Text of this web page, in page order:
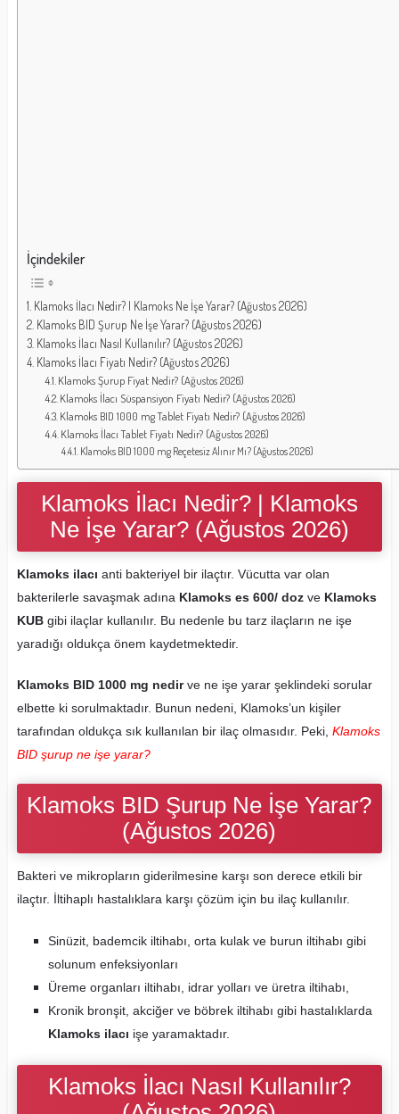
İçindekiler
Klamoks İlacı Nedir? | Klamoks Ne İşe Yarar? (Ağustos 2026)
Klamoks BID Şurup Ne İşe Yarar? (Ağustos 2026)
Klamoks İlacı Nasıl Kullanılır? (Ağustos 2026)
Klamoks İlacı Fiyatı Nedir? (Ağustos 2026)
Klamoks Şurup Fiyat Nedir? (Ağustos 2026)
Klamoks İlacı Süspansiyon Fiyatı Nedir? (Ağustos 2026)
Klamoks BID 1000 mg Tablet Fiyatı Nedir? (Ağustos 2026)
Klamoks İlacı Tablet Fiyatı Nedir? (Ağustos 2026)
Klamoks BID 1000 mg Reçetesiz Alınır Mı? (Ağustos 2026)
Klamoks İlacı Nedir? | Klamoks
Ne İşe Yarar? (Ağustos 2026)
Klamoks ilacı anti bakteriyel bir ilaçtır. Vücutta var olan
bakterilerle savaşmak adına Klamoks es 600/ dozve Klamoks
KUBgibi ilaçlar kullanılır. Bu nedenle bu tarz ilaçların ne işe
yaradığı oldukça önem kaydetmektedir.
Klamoks BID 1000 mg nedirve ne işe yarar şeklindeki sorular
elbette ki sorulmaktadır. Bunun nedeni, Klamoks’un kişiler
tarafından oldukça sık kullanılan bir ilaç olmasıdır. Peki, Klamoks
BID şurup ne işe yarar?
Klamoks BID Şurup Ne İşe Yarar?
(Ağustos 2026)
Bakteri ve mikropların giderilmesine karşı son derece etkili bir
ilaçtır. İltihaplı hastalıklara karşı çözüm için bu ilaç kullanılır.
Sinüzit, bademcik iltihabı, orta kulak ve burun iltihabı gibi
solunum enfeksiyonları
Üreme organları iltihabı, idrar yolları ve üretra iltihabı,
Kronik bronşit, akciğer ve böbrek iltihabı gibi hastalıklarda
Klamoks ilacı işe yaramaktadır.
Klamoks İlacı Nasıl Kullanılır?